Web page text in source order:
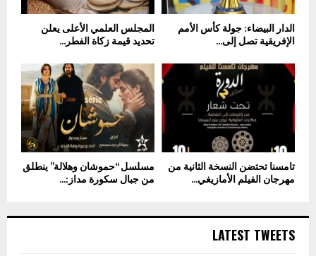
المجلس العلمي الأعلى يعلن
تحديد قيمة زكاة الفطر...
الدار البيضاء: جولة كأس الأمم
الإفريقية تصل إلى...
مسلسل “حموشان وهلالة” ينطلق
من جبال سكورة مداز:...
تامسنا تحتضن النسخة الثانية من
مهرجان الفيلم الأمازيغي...
LATEST TWEETS